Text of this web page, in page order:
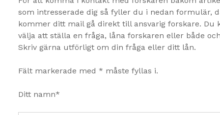
som intresserade dig så fyller du i nedan formulär,
kommer ditt mail gå direkt till ansvarig forskare. Du
välja att ställa en fråga, låna forskaren eller både
Skriv gärna utförligt om din fråga eller ditt lån.
Fält markerade med * måste fyllas i.
Ditt namn*